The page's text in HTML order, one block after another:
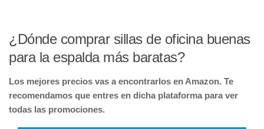
¿Dónde comprar sillas de oficina buenas
para la espalda más baratas?
Los mejores precios vas a encontrarlos en Amazon. Te
recomendamos que entres en dicha plataforma para ver
todas las promociones.